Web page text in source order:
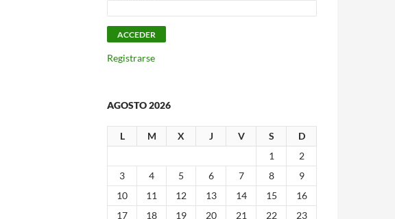
Registrarse
AGOSTO 2026
L M X J V S
D
1
2
3
4 5 6 7 8
9
10
11 12 13 14 15
16
17
18 19 20 21 22
23